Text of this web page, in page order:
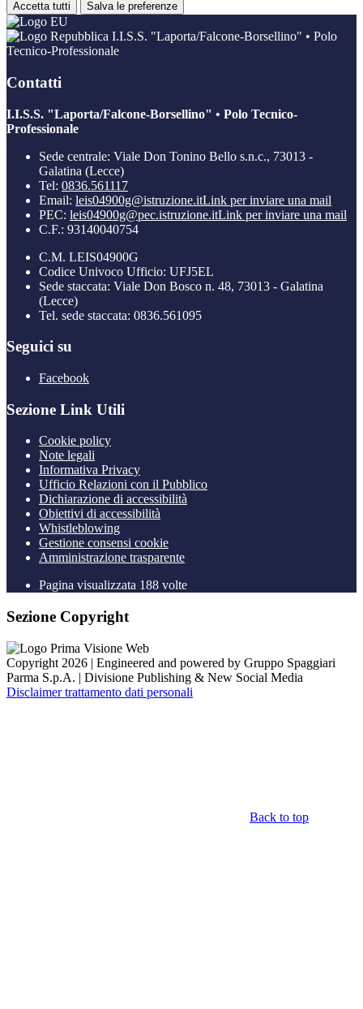
Accetta tutti Salva le preferenze
I.I.S.S. "Laporta/Falcone-Borsellino" • Polo
Tecnico-Professionale
Contatti
I.I.S.S. "Laporta/Falcone-Borsellino" • Polo Tecnico-
Professionale
Sede centrale: Viale Don Tonino Bello s.n.c., 73013 -
Galatina (Lecce)
Tel: 0836.561117
Email: leis04900g@istruzione.itLink per inviare una mail
PEC: leis04900g@pec.istruzione.itLink per inviare una mail
C.F.: 93140040754
C.M. LEIS04900G
Codice Univoco Ufficio: UFJ5EL
Sede staccata: Viale Don Bosco n. 48, 73013 - Galatina
(Lecce)
Tel. sede staccata: 0836.561095
Seguici su
Facebook
Sezione Link Utili
Cookie policy
Note legali
Informativa Privacy
Ufficio Relazioni con il Pubblico
Dichiarazione di accessibilità
Obiettivi di accessibilità
Whistleblowing
Gestione consensi cookie
Amministrazione trasparente
Pagina visualizzata 188 volte
Sezione Copyright
Copyright 2026 | Engineered and powered by Gruppo Spaggiari
Parma S.p.A. | Divisione Publishing & New Social Media
Disclaimer trattamento dati personali
Back to top